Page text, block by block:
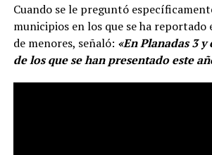
Cuando se le preguntó
municipios en los que se ha
de menores, señaló: «En Planadas 3
de los que se han presentado este